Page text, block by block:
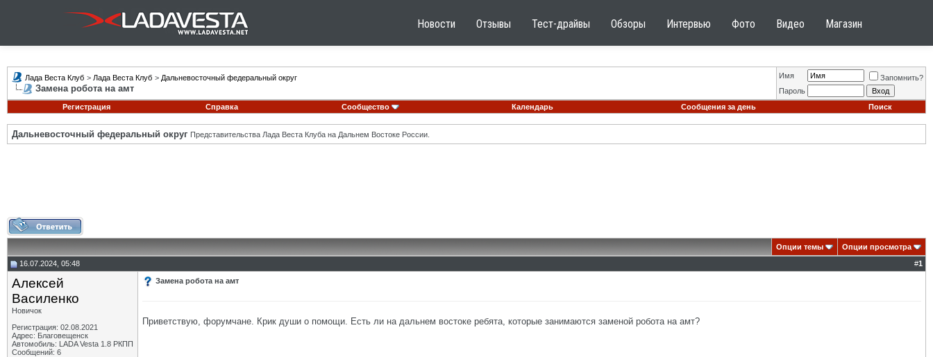
Новости Отзывы Тест-драйвы Обзоры Интервью Фото Видео Магазин
Лада Веста Клуб > Лада Веста Клуб > Дальневосточный федеральный округ
Замена робота на амт
Имя
Запомнить?
Пароль
Регистрация
Справка Сообщество Календарь Сообщения за день Поиск
Дальневосточный федеральный округ Представительства Лада Веста Клуба на Дальнем Востоке России.
Опции темы
Опции просмотра
16.07.2024, 05:48
#1
Алексей
Василенко
Новичок
Регистрация: 02.08.2021
Адрес: Благовещенск
Автомобиль: LADA Vesta 1.8 РКПП
Сообщений: 6
Замена робота на амт
Приветствую, форумчане. Крик души о помощи. Есть ли на дальнем востоке ребята, которые занимаются заменой робота на амт?